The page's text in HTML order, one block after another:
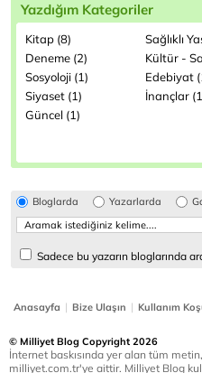
Yazdığım Kategoriler
Kitap (8)
Sağlıklı
Deneme (2)
Kültür -
Sosyoloji (1)
Edebiyat
Siyaset (1)
İnançlar
Güncel (1)
Bloglarda Yazarlarda
Sadece bu yazarın bloglarında
Anasayfa | Bize Ulaşın | Kullanım
© Milliyet Blog Copyright 2026
İnternet baskısında yer alan tüm
milliyet.com.tr'ye aittir. Milliyet Blog